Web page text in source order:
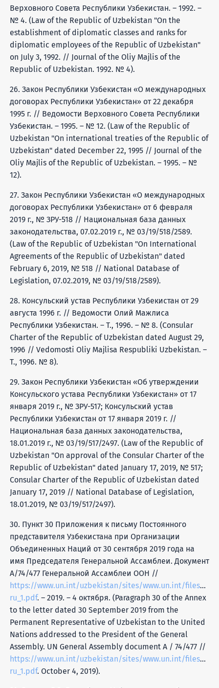
Верховного Совета Республики Узбекистан. – 1992. –
№ 4. (Law of the Republic of Uzbekistan "On the
establishment of diplomatic classes and ranks for
diplomatic employees of the Republic of Uzbekistan"
on July 3, 1992. // Journal of the Oliy Majlis of the
Republic of Uzbekistan. 1992. № 4).
26. Закон Республики Узбекистан «О международных
договорах Республики Узбекистан» от 22 декабря
1995 г. // Ведомости Верховного Совета Республики
Узбекистан. – 1995. – № 12. (Law of the Republic of
Uzbekistan "On international treaties of the Republic of
Uzbekistan" dated December 22, 1995 // Journal of the
Oliy Majlis of the Republic of Uzbekistan. – 1995. – №
12).
27. Закон Республики Узбекистан «О международных
договорах Республики Узбекистан» от 6 февраля
2019 г., № ЗРУ-518 // Национальная база данных
законодательства, 07.02.2019 г., № 03/19/518/2589.
(Law of the Republic of Uzbekistan "On International
Agreements of the Republic of Uzbekistan" dated
February 6, 2019, № 518 // National Database of
Legislation, 07.02.2019, № 03/19/518/2589).
28. Консульский устав Республики Узбекистан от 29
августа 1996 г. // Ведомости Олий Мажлиса
Республики Узбекистан. – Т., 1996. – № 8. (Consular
Charter of the Republic of Uzbekistan dated August 29,
1996 // Vedomosti Oliy Majlisa Respubliki Uzbekistan. –
T., 1996. № 8).
29. Закон Республики Узбекистан «Об утверждении
Консульского устава Республики Узбекистан» от 17
января 2019 г., № ЗРУ-517; Консульский устав
Республики Узбекистан от 17 января 2019 г. //
Национальная база данных законодательства,
18.01.2019 г., № 03/19/517/2497. (Law of the Republic of
Uzbekistan "On approval of the Consular Charter of the
Republic of Uzbekistan" dated January 17, 2019, № 517;
Consular Charter of the Republic of Uzbekistan dated
January 17, 2019 // National Database of Legislation,
18.01.2019, № 03/19/517/2497).
30. Пункт 30 Приложения к письму Постоянного
представителя Узбекистана при Организации
Объединенных Наций от 30 сентября 2019 года на
имя Председателя Генеральной Ассамблеи. Документ
A/74/477 Генеральной Ассамблеи ООН //
https://www.un.int/uzbekistan/sites/www.un.int/files/
ru_1.pdf. – 2019. – 4 октября. (Paragraph 30 of the Annex
to the letter dated 30 September 2019 from the
Permanent Representative of Uzbekistan to the United
Nations addressed to the President of the General
Assembly. UN General Assembly document A / 74/477 //
https://www.un.int/uzbekistan/sites/www.un.int/files/
ru_1.pdf. October 4, 2019).